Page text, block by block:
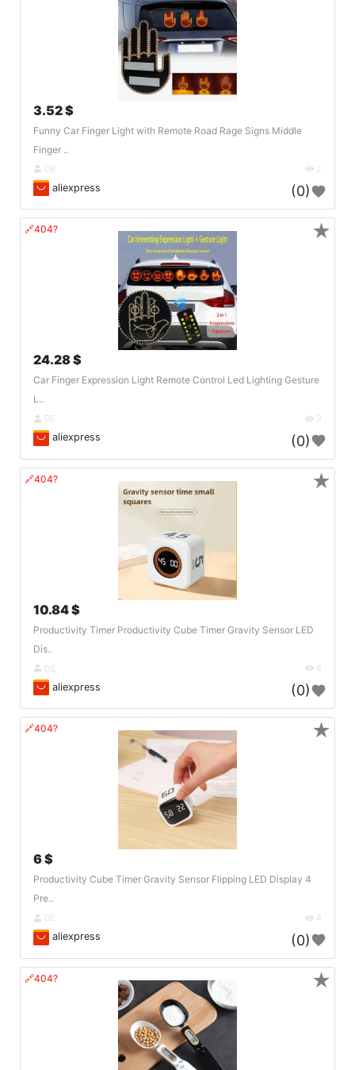
3.52 $
Funny Car Finger Light with Remote Road Rage Signs Middle
Finger ..
DE 2
aliexpress (0)
🔗404?
24.28 $
Car Finger Expression Light Remote Control Led Lighting Gesture
L..
DE 3
aliexpress (0)
★
🔗404?
10.84 $
Productivity Timer Productivity Cube Timer Gravity Sensor LED
Dis..
DE 4
aliexpress (0)
★
🔗404?
6 $
Productivity Cube Timer Gravity Sensor Flipping LED Display 4
Pre..
DE 4
aliexpress (0)
★
🔗404? ★